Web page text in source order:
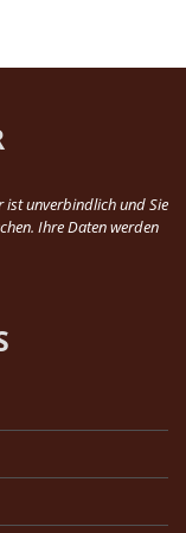
ist unverbindlich und Sie
Ihre Daten werden